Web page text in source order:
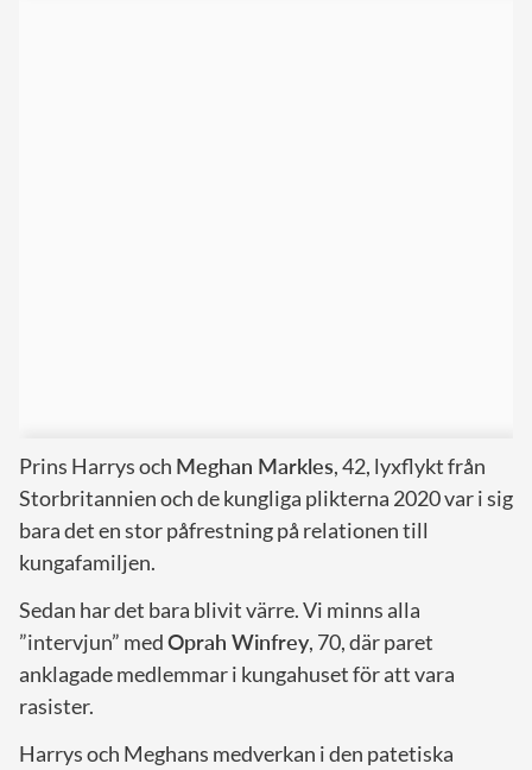
Prins Harrys och Meghan Markles, 42, lyxflykt från
Storbritannien och de kungliga plikterna 2020 var i sig
bara det en stor påfrestning på relationen till
kungafamiljen.
Sedan har det bara blivit värre. Vi minns alla
”intervjun” medOprah Winfrey, 70, där paret
anklagade medlemmar i kungahuset för att vara
rasister.
Harrys och Meghans medverkan i den patetiska